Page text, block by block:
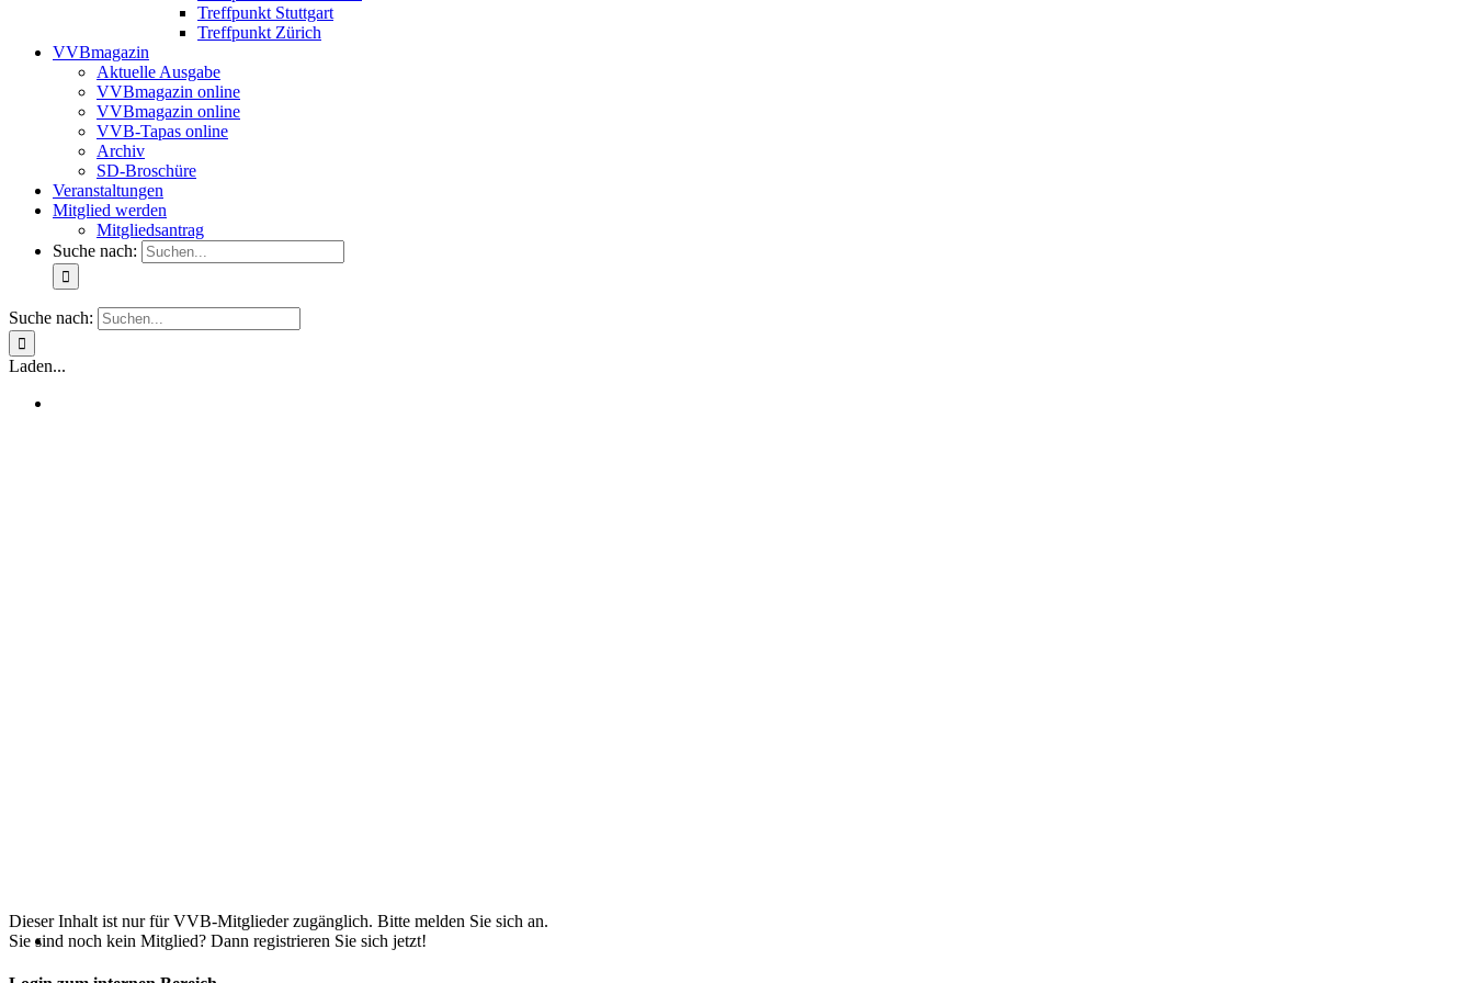
Treffpunkt Stuttgart
Treffpunkt Zürich
VVBmagazin
Aktuelle Ausgabe
VVBmagazin online
VVBmagazin online
VVB-Tapas online
Archiv
SD-Broschüre
Veranstaltungen
Mitglied werden
Mitgliedsantrag
Suche nach:
Suche nach:
Laden...
Dieser Inhalt ist nur für VVB-Mitglieder zugänglich. Bitte melden Sie sich an.
Sie sind noch kein Mitglied? Dann registrieren Sie sich jetzt!